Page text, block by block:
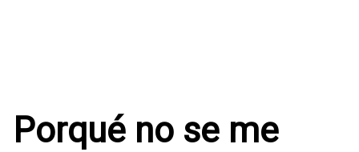
Porqué no se me